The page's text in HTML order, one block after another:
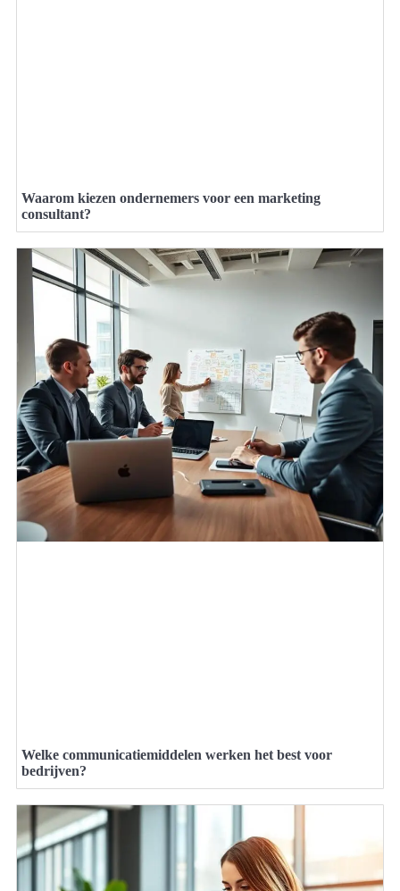
Waarom kiezen ondernemers voor een marketing
consultant?
Welke communicatiemiddelen werken het best voor
bedrijven?